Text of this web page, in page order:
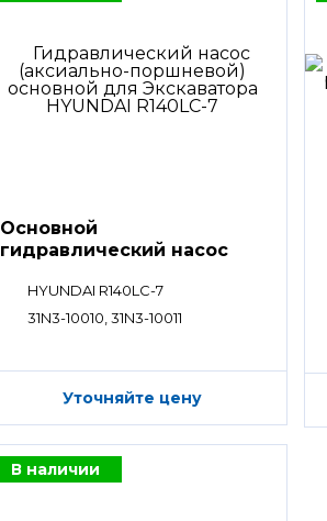
Основной
гидравлический насос
HYUNDAI R140LC-7
31N3-10010, 31N3-10011
Уточняйте цену
В наличии